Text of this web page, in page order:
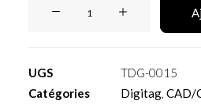
UGS
TDG-0015
Catégories
Digitag, CAD/